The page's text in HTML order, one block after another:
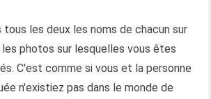
tous les deux les noms de chacun sur
photos sur lesquelles vous êtes
C'est comme si vous et la personne
n'existiez pas dans le monde de